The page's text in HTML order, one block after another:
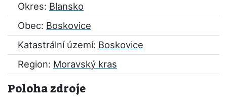
Okres: Blansko
Obec: Boskovice
Katastrální území: Boskovice
Region: Moravský kras
Poloha zdroje